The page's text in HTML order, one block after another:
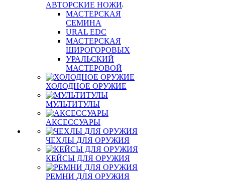
АВТОРСКИЕ НОЖИ
МАСТЕРСКАЯ
СЕМИНА
URAL EDC
МАСТЕРСКАЯ
ШИРОГОРОВЫХ
УРАЛЬСКИЙ
МАСТЕРОВОЙ
ХОЛОДНОЕ ОРУЖИЕ
МУЛЬТИТУЛЫ
АКСЕССУАРЫ
ЧЕХЛЫ ДЛЯ ОРУЖИЯ
КЕЙСЫ ДЛЯ ОРУЖИЯ
РЕМНИ ДЛЯ ОРУЖИЯ